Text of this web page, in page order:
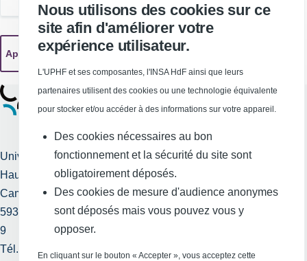
Université Polytechnique
Hauts-de-France
Campus Mont Houy
59313 Valenciennes cedex
9
Tél. : 03 27 51 12 34
Mentions légales et
Requête
Nous utilisons des cookies sur ce
site afin d'améliorer votre
expérience utilisateur.
L'UPHF et ses composantes, l'INSA HdF ainsi que leurs
partenaires utilisent des cookies ou une technologie équivalente
pour stocker et/ou accéder à des informations sur votre appareil.
Des cookies nécessaires au bon
fonctionnement et la sécurité du site sont
obligatoirement déposés.
Des cookies de mesure d'audience anonymes
sont déposés mais vous pouvez vous y
opposer.
En cliquant sur le bouton « Accepter », vous acceptez cette